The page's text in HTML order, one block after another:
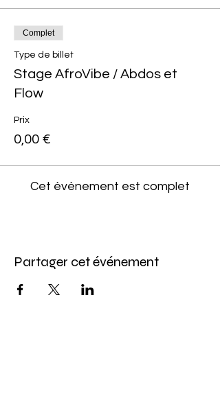
Complet
Type de billet
Stage AfroVibe / Abdos et
Flow
Prix
0,00 €
Cet événement est complet
Partager cet événement